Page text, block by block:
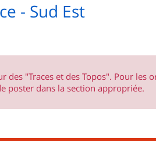
- Sud Est
"Traces et des Topos". Pour les
poster dans la section appropriée.